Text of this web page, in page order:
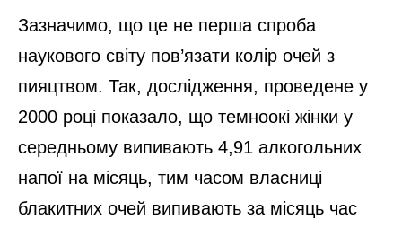
Зазначимо, що це не перша спроба
наукового світу пов’язати колір очей з
пияцтвом. Так, дослідження, проведене у
2000 році показало, що темноокі жінки у
середньому випивають 4,91 алкогольних
напої на місяць, тим часом власниці
блакитних очей випивають за місяць час